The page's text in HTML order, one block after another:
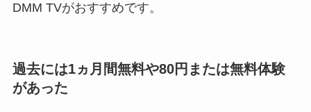
DMM TVがおすすめです。
過去には1ヵ月間無料や80円または無料体験
があった